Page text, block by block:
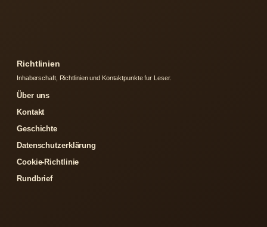
Richtlinien
Inhaberschaft, Richtlinien und Kontaktpunkte fur Leser.
Über uns
Kontakt
Geschichte
Datenschutzerklärung
Cookie-Richtlinie
Rundbrief